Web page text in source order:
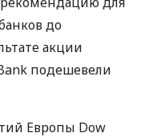
до
акции
подешевели
Европы Dow